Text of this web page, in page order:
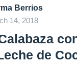
Berrios
14, 2018
de